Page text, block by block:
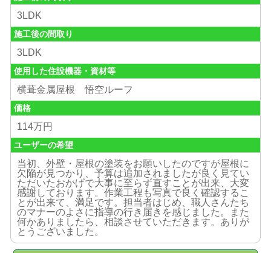
3LDK
施工後の間取り
3LDK
使用した住設機器・資材等
横葺金属屋根 悟空ルーフ
価格
114万円
ユーザーの希望
当初、外壁・屋根の塗装をお願いしたのですが屋根に
欠陥が見つかり、予算は追加されましたが良く見てい
ただいたおかげで大事に至らず直すことが出来、大変
感謝しております。作業工程も写真で良く確認するこ
とが出来て、満足です。担当者はじめ、職人さんたち
のマナーのよさに指導の行き届きを感じました。また
何かありましたら、相談させていただきます。ありが
とうございました。